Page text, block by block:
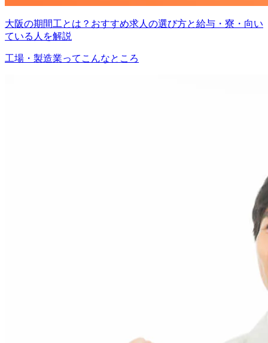
大阪の期間工とは？おすすめ求人の選び方と給与・寮・向い
ている人を解説
工場・製造業ってこんなところ